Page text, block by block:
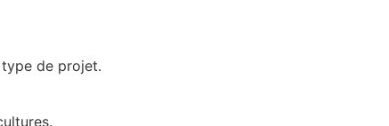
type de projet.